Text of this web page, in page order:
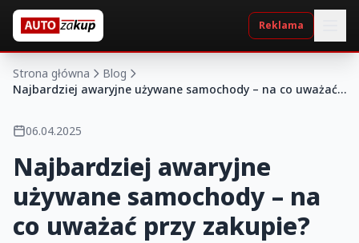
Reklama
Strona główna
Blog
Najbardziej awaryjne używane samochody – na co uważać
06.04.2025
Najbardziej awaryjne
używane samochody – na
co uważać przy zakupie?